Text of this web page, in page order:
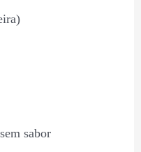
sabor